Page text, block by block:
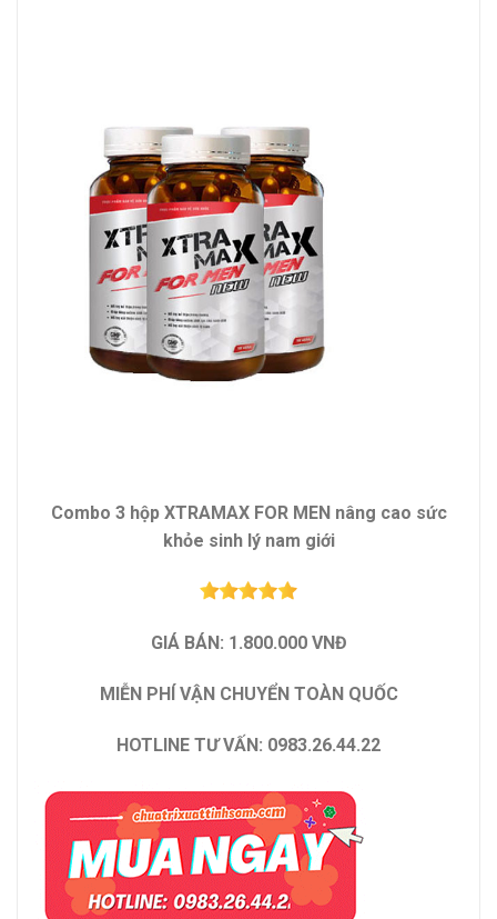
Combo 3 hộp XTRAMAX FOR MEN nâng cao sức
khỏe sinh lý nam giới
GIÁ BÁN: 1.800.000 VNĐ
MIỄN PHÍ VẬN CHUYỂN TOÀN QUỐC
HOTLINE TƯ VẤN: 0983.26.44.22